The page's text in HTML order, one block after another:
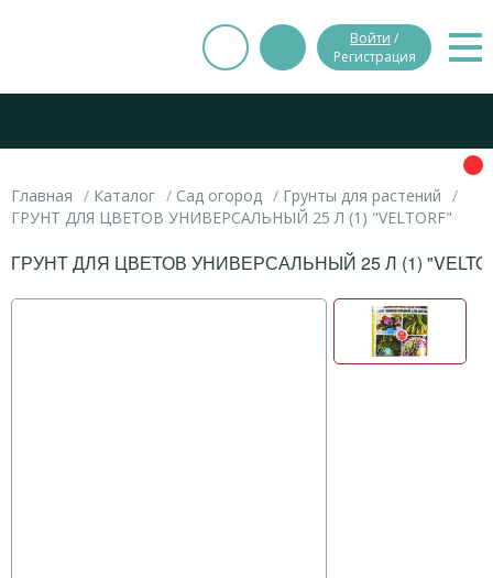
Войти /
Регистрация
Главная Каталог Сад огород
Грунты для растений
ГРУНТ ДЛЯ ЦВЕТОВ УНИВЕРСАЛЬНЫЙ 25 Л (1) "VELTORF"
ГРУНТ ДЛЯ ЦВЕТОВ УНИВЕРСАЛЬНЫЙ 25 Л (1)